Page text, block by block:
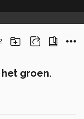
groen.